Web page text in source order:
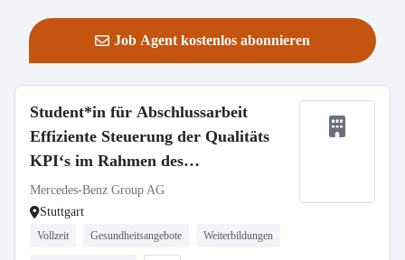
Job Agent kostenlos abonnieren
Student*in für Abschlussarbeit
Effiziente Steuerung der Qualitäts
KPI‘s im Rahmen des
Shopfloormanagement
Mercedes-Benz Group AG
Stuttgart
Vollzeit Gesundheitsangebote Weiterbildungen